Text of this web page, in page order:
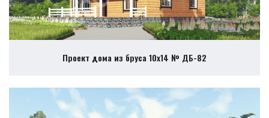
Проект дома из бруса 10х14 № ДБ-82